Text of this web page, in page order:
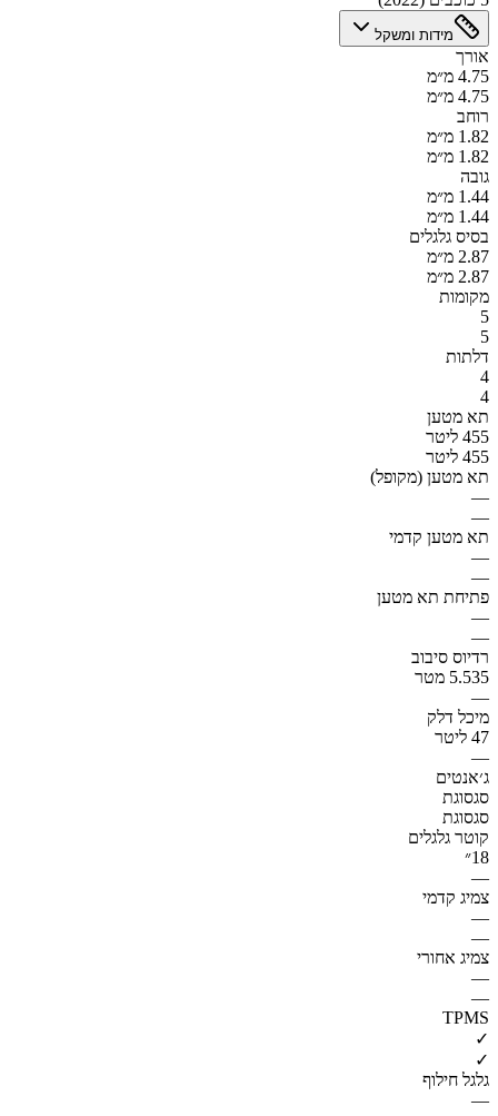
מידות ומשקל
אורך
4.75 מ״מ
4.75 מ״מ
רוחב
1.82 מ״מ
1.82 מ״מ
גובה
1.44 מ״מ
1.44 מ״מ
בסיס גלגלים
2.87 מ״מ
2.87 מ״מ
מקומות
5
5
דלתות
4
4
תא מטען
455 ליטר
455 ליטר
תא מטען (מקופל)
—
—
תא מטען קדמי
—
—
פתיחת תא מטען
—
—
רדיוס סיבוב
5.535 מטר
—
מיכל דלק
47 ליטר
—
ג׳אנטים
סגסוגת
סגסוגת
קוטר גלגלים
18״
—
צמיג קדמי
—
—
צמיג אחורי
—
—
TPMS
✓
✓
גלגל חילוף
—